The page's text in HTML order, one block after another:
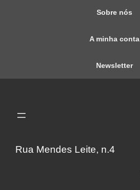
Sobre nós
A minha conta
Newsletter
Rua Mendes Leite, n.4